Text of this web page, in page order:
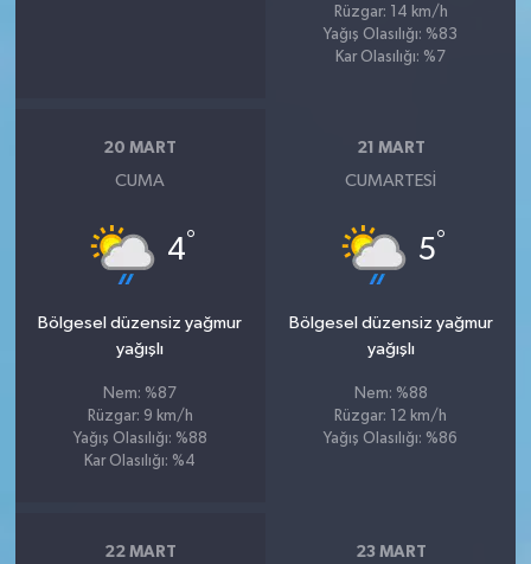
Rüzgar: 14 km/h
Yağış Olasılığı: %83
Kar Olasılığı: %7
20 MART
CUMA
4°
Bölgesel düzensiz yağmur
yağışlı
Nem: %87
Rüzgar: 9 km/h
Yağış Olasılığı: %88
Kar Olasılığı: %4
21 MART
CUMARTESI
5°
Bölgesel düzensiz yağmur
yağışlı
Nem: %88
Rüzgar: 12 km/h
Yağış Olasılığı: %86
22 MART 23 MART